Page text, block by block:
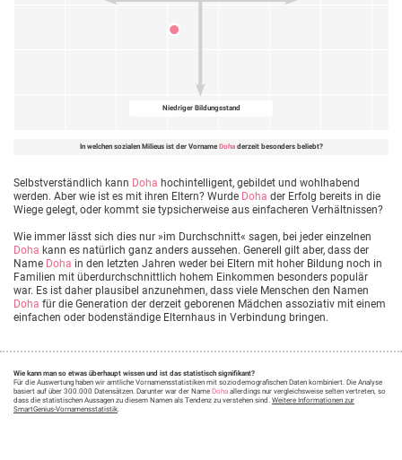
Niedriger Bildungsstand
In welchen sozialen Milieus ist der Vorname Dohaderzeit besonders beliebt?
Selbstverständlich kann Doha hochintelligent, gebildet und wohlhabend
werden. Aber wie ist es mit ihren Eltern? Wurde Doha der Erfolg bereits in die
Wiege gelegt, oder kommt sie typsicherweise aus einfacheren Verhältnissen?
Wie immer lässt sich dies nur »im Durchschnitt« sagen, bei jeder einzelnen
Doha kann es natürlich ganz anders aussehen. Generell gilt aber, dass der
Name Doha in den letzten Jahren weder bei Eltern mit hoher Bildung noch in
Familien mit überdurchschnittlich hohem Einkommen besonders populär
war. Es ist daher plausibel anzunehmen, dass viele Menschen den Namen
Doha für die Generation der derzeit geborenen Mädchen assoziativ mit einem
einfachen oder bodenständige Elternhaus in Verbindung bringen.
Wie kann man so etwas überhaupt wissen und ist das statistisch signifikant?
Für die Auswertung haben wir amtliche Vornamensstatistiken mit soziodemografischen Daten kombiniert. Die Analyse
basiert auf über 300.000 Datensätzen. Darunter war der Name Doha allerdings nur vergleichsweise selten vertreten, so
dass die statistischen Aussagen zu diesem Namen als Tendenz zu verstehen sind. Weitere Informationen zur
SmartGenius-Vornamensstatistik.